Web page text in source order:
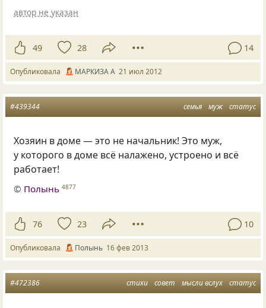
автор не указан
49 28 14
Опубликовала МАРКИЗА А 21 июл 2012
семья муж статус
#439344
Хозяин в доме — это не начальник! Это муж,
у которого в доме всё налажено, устроено и всё
работает!
© Полынь 4877
76 23 10
Опубликовала Полынь 16 фев 2013
стихи совет мысли вслух статус
#472386